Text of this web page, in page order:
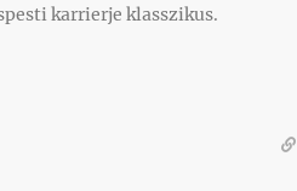
karrierje klasszikus.